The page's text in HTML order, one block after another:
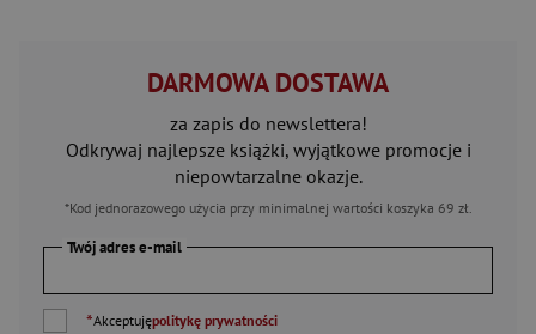
DARMOWA DOSTAWA
za zapis do newslettera!
Odkrywaj najlepsze książki, wyjątkowe promocje i
niepowtarzalne okazje.
*Kod jednorazowego użycia przy minimalnej wartości koszyka 69 zł.
Twój adres e-mail
*Akceptujępolitykę prywatności